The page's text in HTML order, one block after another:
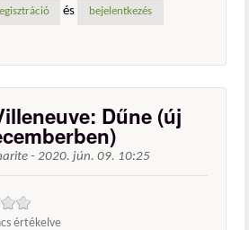
és bejelentkezés
Dűne (új
- 2020. jún. 09. 10:25
értékelve